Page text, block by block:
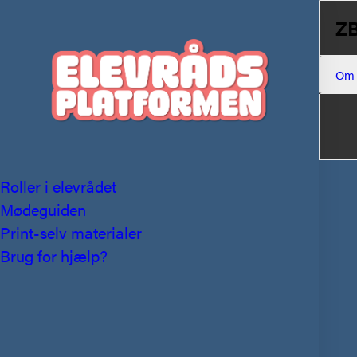
Roller i elevrådet
Mødeguiden
Print-selv materialer
Brug for hjælp?
Om